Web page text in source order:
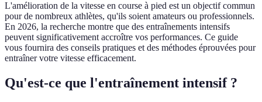
L'amélioration de la vitesse en course à pied est un objectif commun
pour de nombreux athlètes, qu'ils soient amateurs ou professionnels.
En 2026, la recherche montre que des entraînements intensifs
peuvent significativement accroître vos performances. Ce guide
vous fournira des conseils pratiques et des méthodes éprouvées pour
entraîner votre vitesse efficacement.
Qu'est-ce que l'entraînement intensif ?